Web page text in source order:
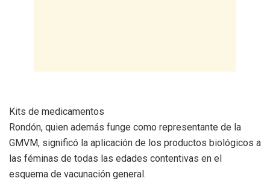
Kits de medicamentos
Rondón, quien además funge como representante de la
GMVM, significó la aplicación de los productos biológicos a
las féminas de todas las edades contentivas en el
esquema de vacunación general.